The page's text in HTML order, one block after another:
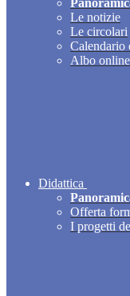
Le notizie
Le circolari
Calendario
Albo online
Didattica
Offerta
I progetti